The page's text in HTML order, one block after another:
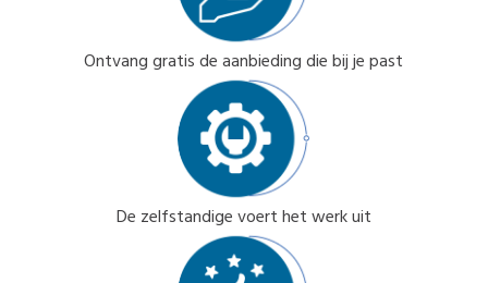
Ontvang gratis de aanbieding die bij je past
De zelfstandige voert het werk uit